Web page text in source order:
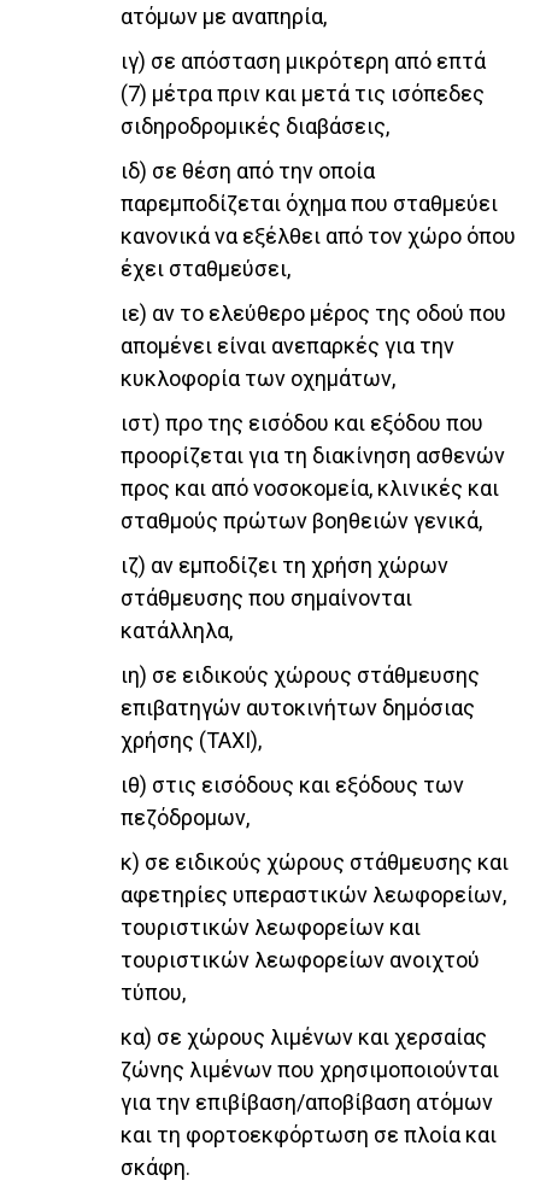
ατόμων με αναπηρία,
ιγ) σε απόσταση μικρότερη από επτά
(7) μέτρα πριν και μετά τις ισόπεδες
σιδηροδρομικές διαβάσεις,
ιδ) σε θέση από την οποία
παρεμποδίζεται όχημα που σταθμεύει
κανονικά να εξέλθει από τον χώρο όπου
έχει σταθμεύσει,
ιε) αν το ελεύθερο μέρος της οδού που
απομένει είναι ανεπαρκές για την
κυκλοφορία των οχημάτων,
ιστ) προ της εισόδου και εξόδου που
προορίζεται για τη διακίνηση ασθενών
προς και από νοσοκομεία, κλινικές και
σταθμούς πρώτων βοηθειών γενικά,
ιζ) αν εμποδίζει τη χρήση χώρων
στάθμευσης που σημαίνονται
κατάλληλα,
ιη) σε ειδικούς χώρους στάθμευσης
επιβατηγών αυτοκινήτων δημόσιας
χρήσης (TAXI),
ιθ) στις εισόδους και εξόδους των
πεζόδρομων,
κ) σε ειδικούς χώρους στάθμευσης και
αφετηρίες υπεραστικών λεωφορείων,
τουριστικών λεωφορείων και
τουριστικών λεωφορείων ανοιχτού
τύπου,
κα) σε χώρους λιμένων και χερσαίας
ζώνης λιμένων που χρησιμοποιούνται
για την επιβίβαση/αποβίβαση ατόμων
και τη φορτοεκφόρτωση σε πλοία και
σκάφη.